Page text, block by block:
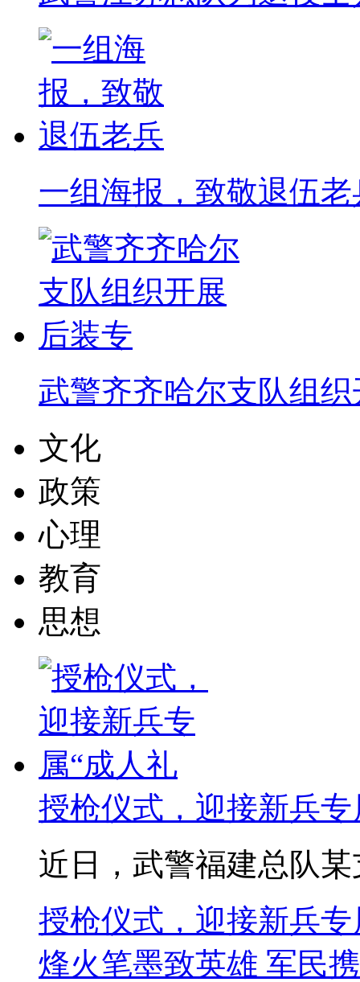
一组海报，致敬退伍老
武警齐齐哈尔支队组
文化
政策
心理
教育
思想
授枪仪式，迎接新兵专
近日，武警福建总队
授枪仪式，迎接新兵专
烽火笔墨致英雄 军民